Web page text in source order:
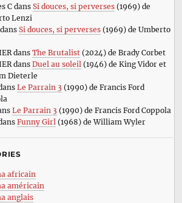
Cdans Si douces, si perverses(1969) de
Lenzi
dans Si douces, si perverses(1969) de Umberto
dans The Brutalist(2024) de Brady Corbet
dans Duel au soleil (1946) de King Vidor et
Dieterle
Le Parrain 3 (1990) de Francis Ford
Le Parrain 3 (1990) de Francis Ford Coppola
Funny Girl (1968) de William Wyler
africain
américain
anglais